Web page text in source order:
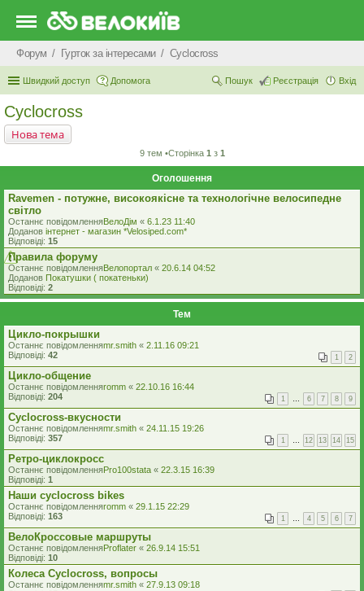
Форум Гурток за інтересами Cyclocross
Швидкий доступ Допомога Вхід
Реєстрація
Пошук
Cyclocross
Нова тема
9 тем •Сторінка 1 з 1
Оголошення
Ravemen - потужне, високоякісне та технологічне велосипедне
світло
Останнє повідомленняВелоДім « 6.1.23 11:40
Доданов iнтернет - магазин *Velosiped.com*
Відповіді: 15
Правила форуму
Останнє повідомленняВелопортал « 20.6.14 04:52
Доданов Покатушки ( покатеньки)
Відповіді: 2
Тем
Цикло-покрышки
Останнє повідомленняmr.smith « 2.11.16 09:21
Відповіді: 42 1 2
Цикло-общение
Останнє повідомленняromm « 22.10.16 16:44
Відповіді: 204 1 … 6 7 8 9
Cyclocross-вкусности
Останнє повідомленняmr.smith « 24.11.15 19:26
Відповіді: 357 1 … 12 13 14 15
Ретро-циклокросс
Останнє повідомленняPro100stata « 22.3.15 16:39
Відповіді: 1
Наши cyclocross bikes
Останнє повідомленняromm « 29.1.15 22:29
Відповіді: 163 1 … 4 5 6 7
ВелоКроссовые маршруты
Останнє повідомленняProflater « 26.9.14 15:51
Відповіді: 10
Колеса Cyclocross, вопросы
Останнє повідомленняmr.smith « 27.9.13 09:18